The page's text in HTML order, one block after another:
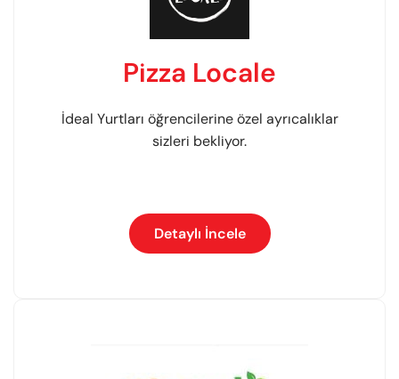
Pizza Locale
İdeal Yurtları öğrencilerine özel ayrıcalıklar
sizleri bekliyor.
Detaylı İncele